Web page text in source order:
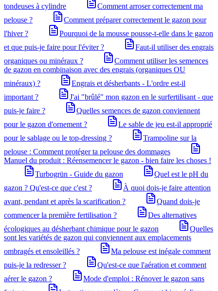
tondeuses à cylindre
Comment arroser correctement ma
pelouse ?
Comment préparer correctement le gazon pour
l'hiver ?
Pourquoi de la mousse pousse-t-elle dans le gazon
et que puis-je faire pour l'éviter ?
Faut-il utiliser des engrais
organiques ou minéraux ?
Comment utiliser les semences
de gazon en combinaison avec des engrais (organiques OU
minéraux) ?
Engrais et désherbants - L'ordre est-il
important ?
J'ai "brûlé" mon gazon en le surfertilisant - que
puis-je faire ?
Quelles semences de gazon conviennent
pour le gazon d'ornement ?
Le sable de jeu est-il approprié
pour le sablage ou le top-dressing ?
Trampoline sur la
pelouse : Comment protéger ta pelouse des dommages
Manuel du produit : Réensemencer le gazon - bien faire les choses !
Turbogrün - Guide du gazon
Quel est le pH du
gazon ? Qu'est-ce que c'est ?
À quoi dois-je faire attention
avant, pendant et après la scarification ?
Quand dois-je
commencer la première fertilisation ?
Des alternatives
écologiques au désherbant chimique pour le gazon
Quelles
sont les variétés de gazon qui conviennent aux emplacements
ombragés et ensoleillés ?
Ma pelouse est inégale comment
puis-je la redresser ?
Qu'est-ce que l'aération et comment
aérer le gazon ?
Mode d'emploi : Rénover le gazon sans